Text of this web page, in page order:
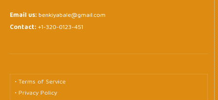
Email us:benkiyabale@gmail.com
Contact:+1-320-0123-451
• Terms of Service
• Privacy Policy